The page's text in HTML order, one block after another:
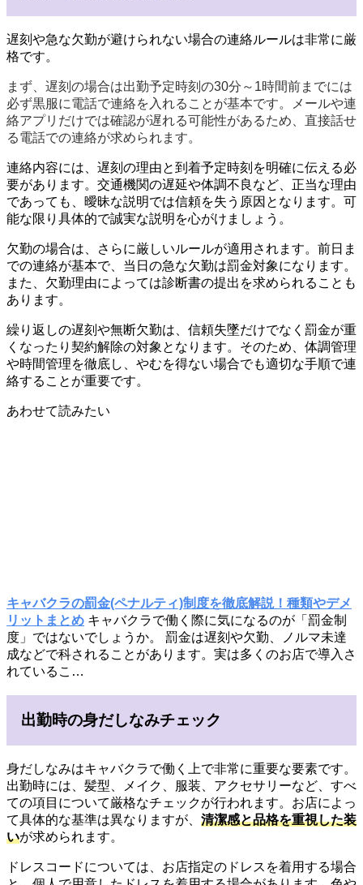
遅刻や急な欠勤が避けられない場合の連絡ルールは非常に厳
格です。
まず、遅刻の場合は出勤予定時刻の30分～1時間前までには
必ず黒服に電話で連絡を入れることが基本です。メールや連
絡アプリだけでは確認が遅れる可能性があるため、直接話せ
る電話での連絡が求められます。
連絡内容には、遅刻の理由と到着予定時刻を明確に伝える必
要があります。交通機関の遅延や体調不良など、正当な理由
であっても、曖昧な説明では信頼を失う原因となります。可
能な限り具体的で誠実な説明を心がけましょう。
欠勤の場合は、さらに厳しいルールが適用されます。前日ま
での連絡が基本で、当日の急な欠勤は罰金対象になります。
また、欠勤理由によっては診断書の提出を求められることも
あります。
繰り返しの遅刻や無断欠勤は、信頼失墜だけでなく罰金が重
くなったり契約解除の対象となります。そのため、体調管理
や時間管理を徹底し、やむを得ない場合でも適切な手順で連
絡することが重要です。
あわせて読みたい
キャバクラの罰金(ペナルティ)制度を徹底解説！種類やデメ
リットまとめ キャバクラで働く際に気になるのが「罰金制
度」ではないでしょうか。 罰金は遅刻や欠勤、ノルマ未達
成などで科されることがあります。実は多くのお店で導入さ
れているこ…
出勤時の身だしなみチェック
身だしなみはキャバクラで働く上で非常に重要な要素です。
出勤時には、髪型、メイク、服装、アクセサリーなど、すべ
ての項目について厳格なチェックが行われます。お店によっ
て具体的な基準は異なりますが、 清潔感と品格を重視した装
いが求められます。
ドレスコードについては、お店指定のドレスを着用する場合